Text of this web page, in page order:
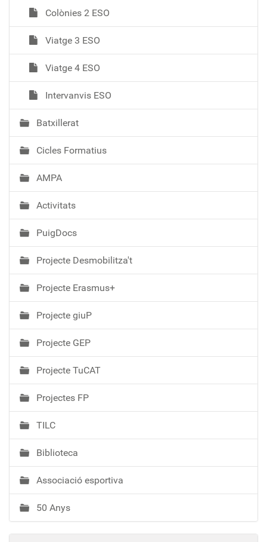
Colònies 2 ESO
Viatge 3 ESO
Viatge 4 ESO
Intervanvis ESO
Batxillerat
Cicles Formatius
AMPA
Activitats
PuigDocs
Projecte Desmobilitza't
Projecte Erasmus+
Projecte giuP
Projecte GEP
Projecte TuCAT
Projectes FP
TILC
Biblioteca
Associació esportiva
50 Anys